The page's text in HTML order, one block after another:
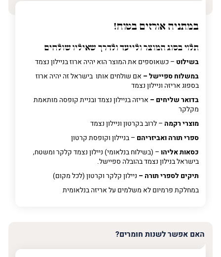
במתניה אורזים בטוח!
תלוי בסוג המוצר ולייעד ולדרך שאיליו שולחים
בשילוט – כשאוספים את המוצר הוא יהיה ארוז בניילון נצמד
במשלוח ספיישל – אם שולחים אותו בישראל זה יהיה ארוז
בספוג אריזה וניילון נצמד
בדואר שליחים – אריזה בניילון נצמד ובניית קופסה מותאמת
מקלקר
מוצרי רקמה – לרוב בקרטון וניילון נצמד
ספרי תורה ואביזריהם – בניילון וקופסת קרטון
כסאות אליהו– (בשילוח בנלאומי) ניילון נצמד קלקר ומשטח,
בישראל בנילון נצמד בהובלה ספיישל.
תיקים לספרי תורה – ניילון קלקר וקרטון (לכל מקום)
במחלקת פרמיוםלא משלמים על אריזה בנלאומית
האם אפשר לשנות חומרים?